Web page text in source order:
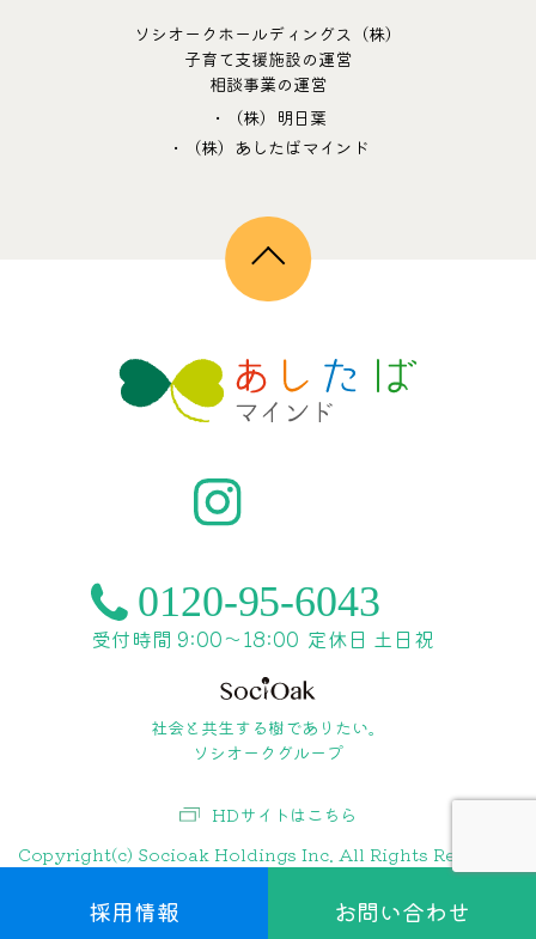
ソシオークホールディングス（株）
子育て支援施設の運営
相談事業の運営
・（株）明日葉
・（株）あしたばマインド
受付時間 9:00〜18:00 定休日 土日祝
社会と共生する樹でありたい。
ソシオークグループ
HDサイトはこちら
Copyright(c) Socioak Holdings Inc. All Rights Reserved.
採用情報 お問い合わせ